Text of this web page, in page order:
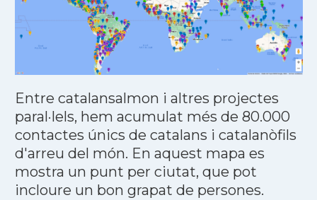
Entre catalansalmon i altres projectes
paral·lels, hem acumulat més de 80.000
contactes únics de catalans i catalanòfils
d'arreu del món. En aquest mapa es
mostra un punt per ciutat, que pot
incloure un bon grapat de persones.